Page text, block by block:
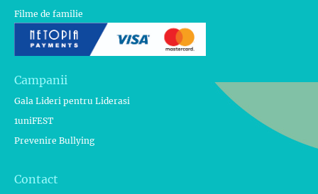
Filme de familie
Campanii
Gala Lideri pentru Liderasi
1uniFEST
Prevenire Bullying
Contact